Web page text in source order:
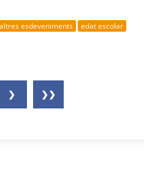
altres esdeveniments
edat escolar
❯ ❯❯